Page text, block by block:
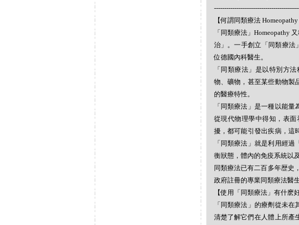
【何謂同類療法 Homeopathy
「同類療法」Homeopathy
治」。一手創立「同類療法
位德國內科醫生。
「同類療法」是以特別方
物、礦物，甚至某些動物製
的醫療特性。
「同類療法」是一種以能
從現代物理學中得知，表
擾，都可能引發出疾病，這
「同類療法」就是利用經
衡狀態，體內的免疫系統以
同類療法已有二百多年歴史
政府註冊的專業同類療法醫生
【使用「同類療法」有什麽
「同類療法」的療劑從未
清楚了解它們在人體上所產